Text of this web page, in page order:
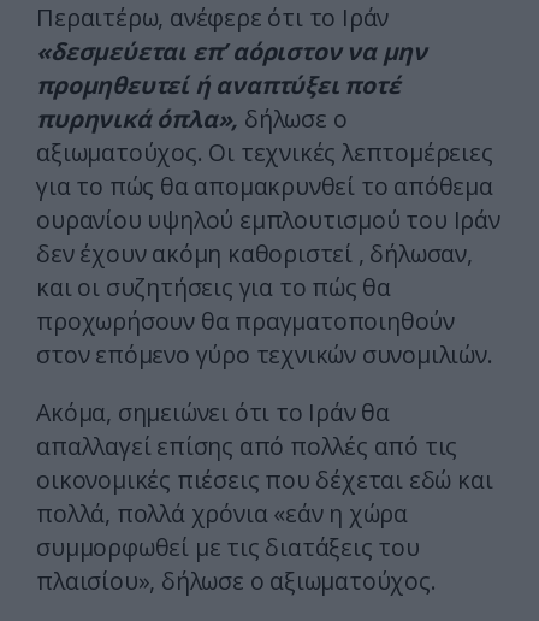
Περαιτέρω, ανέφερε ότι το Ιράν
«δεσμεύεται επ’ αόριστον να μην
προμηθευτεί ή αναπτύξει ποτέ
πυρηνικά όπλα», δήλωσε ο
αξιωματούχος. Οι τεχνικές λεπτομέρειες
για το πώς θα απομακρυνθεί το απόθεμα
ουρανίου υψηλού εμπλουτισμού του Ιράν
δεν έχουν ακόμη καθοριστεί , δήλωσαν,
και οι συζητήσεις για το πώς θα
προχωρήσουν θα πραγματοποιηθούν
στον επόμενο γύρο τεχνικών συνομιλιών.
Ακόμα, σημειώνει ότι το Ιράν θα
απαλλαγεί επίσης από πολλές από τις
οικονομικές πιέσεις που δέχεται εδώ και
πολλά, πολλά χρόνια «εάν η χώρα
συμμορφωθεί με τις διατάξεις του
πλαισίου», δήλωσε ο αξιωματούχος.